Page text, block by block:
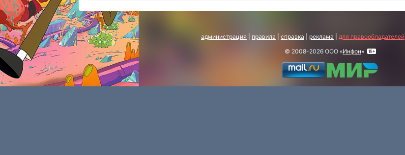
администрация правила справка реклама для правообладателей
© 2008-2026 ООО «Инфон»